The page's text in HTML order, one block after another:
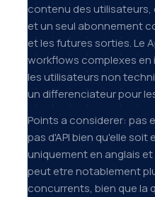
contenu des utilisateurs,
et un seul abonnement
et les futures sorties. Le
workflows complexes
les utilisateurs non
un differenciateur pour
Points a considerer: pas
pas d'API bien qu'elle
uniquement en anglais
peut etre notablement
concurrents, bien que la